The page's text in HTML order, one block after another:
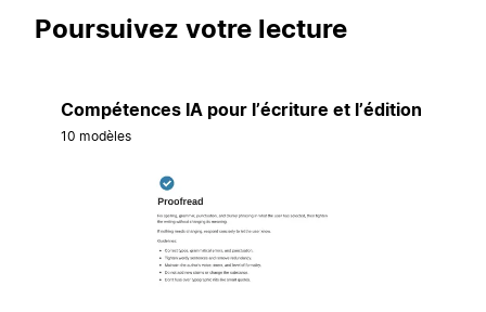
Poursuivez votre lecture
Compétences IA pour l’écriture et l’édition
10 modèles